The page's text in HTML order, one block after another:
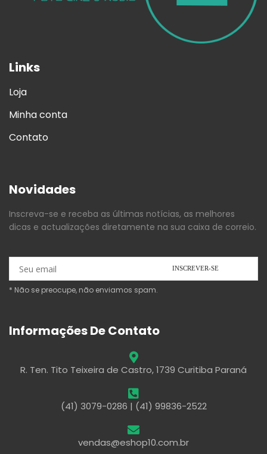
Links
Loja
Minha conta
Contato
Novidades
Inscreva-se e receba as últimas notícias, as melhores
dicas e actualizações diretamente na sua caixa de correio.
* Não se preocupe, não enviamos spam.
Informações De Contato
R. Ten. Tito Teixeira de Castro, 1739 Curitiba Paraná
(41) 3079-0286 | (41) 99836-2522
vendas@eshop10.com.br